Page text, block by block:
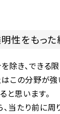
性をもった
除き、でき
この分野が
思います。
当たり前に周